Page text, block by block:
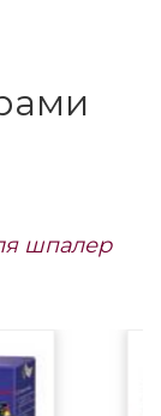
шпалер